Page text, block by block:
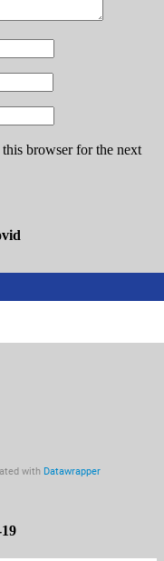
browser for the next